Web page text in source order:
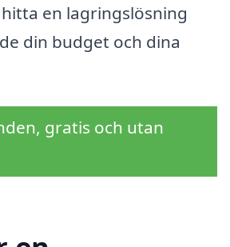
en lagringslösning
din budget och dina
gratis och utan